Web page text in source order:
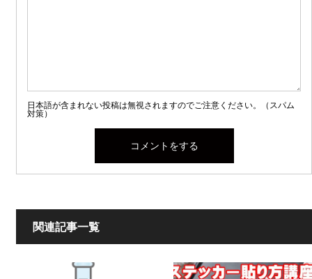
日本語が含まれない投稿は無視されますのでご注意ください。（スパム
対策）
関連記事一覧